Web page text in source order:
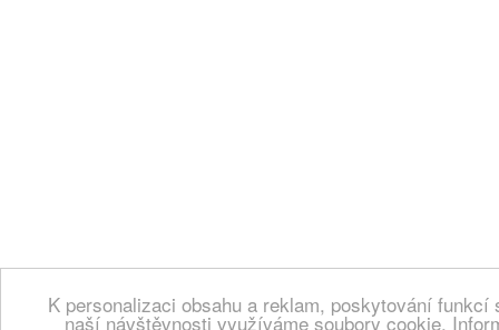
K personalizaci obsahu a reklam, poskytování
naší návštěvnosti využíváme soubory cookie.